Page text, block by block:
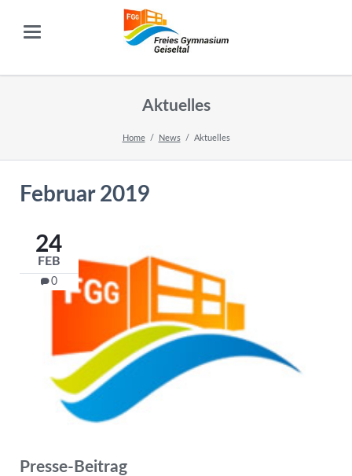
Aktuelles
Home News Aktuelles
Februar 2019
24
FEB
0
Presse-Beitrag